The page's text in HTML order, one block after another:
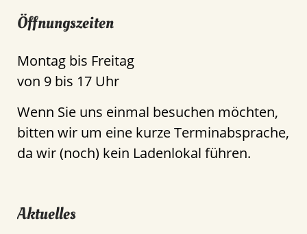
Öffnungszeiten
Montag bis Freitag
von 9 bis 17 Uhr
Wenn Sie uns einmal besuchen möchten,
bitten wir um eine kurze Terminabsprache,
da wir (noch) kein Ladenlokal führen.
Aktuelles